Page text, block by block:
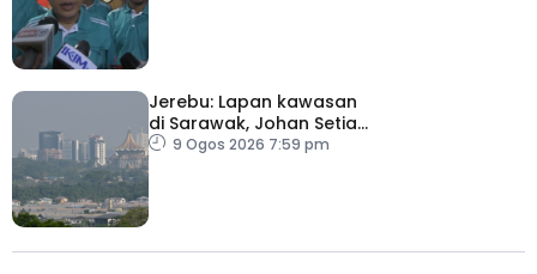
Jerebu: Lapan kawasan
di Sarawak, Johan Setia
di Selangor catat IPU
9 Ogos 2026 7:59 pm